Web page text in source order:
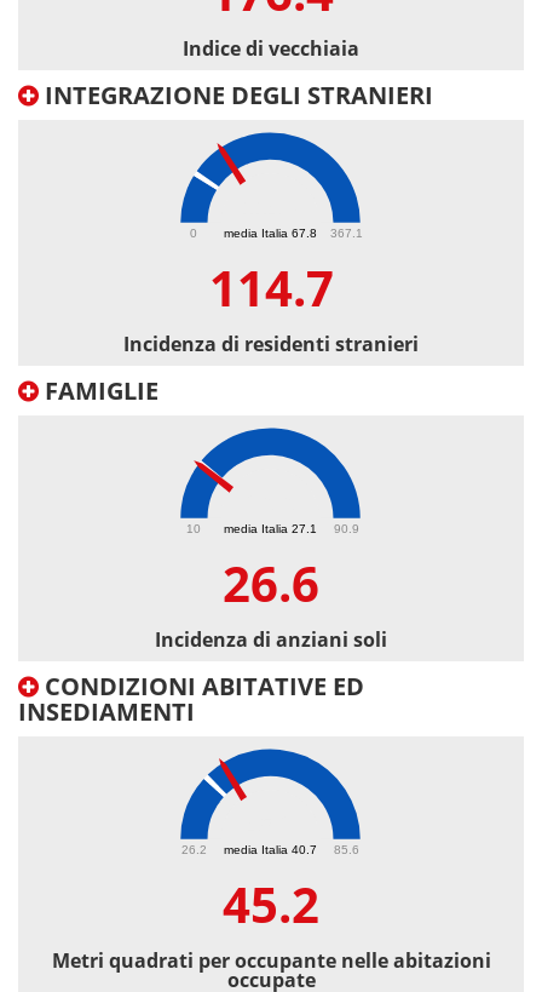
Indice di vecchiaia
INTEGRAZIONE DEGLI STRANIERI
media Italia 67.8
0 367.1
114.7
Incidenza di residenti stranieri
FAMIGLIE
media Italia 27.1
10 90.9
26.6
Incidenza di anziani soli
CONDIZIONI ABITATIVE ED
INSEDIAMENTI
media Italia 40.7
26.2 85.6
45.2
Metri quadrati per occupante nelle abitazioni
occupate